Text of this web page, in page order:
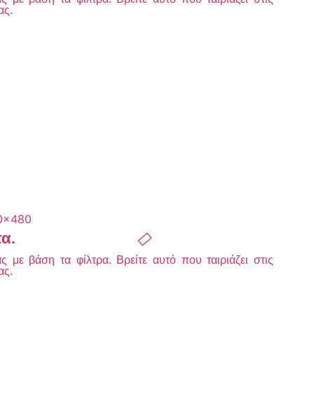
με βάση τα φίλτρα. Βρείτε αυτό που ταιριάζει στις